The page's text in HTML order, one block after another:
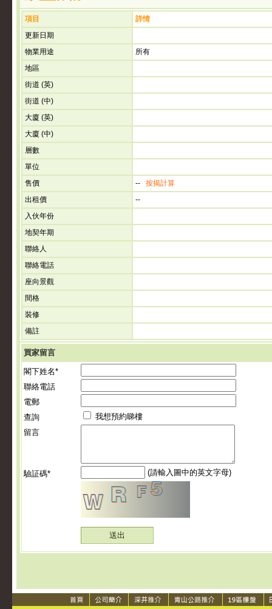
項目
詳情
更新日期
物業用途
所有
地區
街道 (英)
街道 (中)
大廈 (英)
大廈 (中)
層數
單位
售價
-- 按揭計算
出租價
--
入伙年份
地契年期
聯絡人
聯絡電話
座向景觀
間格
裝修
備註
買家留言
閣下姓名*
聯絡電話
電郵
查詢
我想預約睇樓
留言
驗証碼* (請輸入圖中的英文字母)